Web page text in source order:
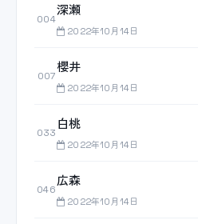
004
深瀬
2022年10月14日
007
櫻井
2022年10月14日
033
白桃
2022年10月14日
046
広森
2022年10月14日